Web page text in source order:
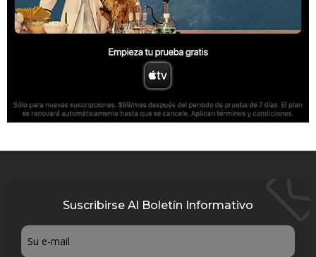
Suscribirse Al Boletín Informativo
Email